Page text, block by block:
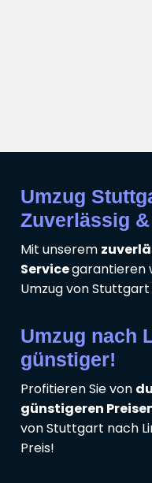
Umzug
Zuverlässig
Mit unserem
Servicegarantieren
Umzug von Stuttgart
Umzug nach
günstiger!
Profitieren Sie von
günstigeren
von Stuttgart nach
Preis!